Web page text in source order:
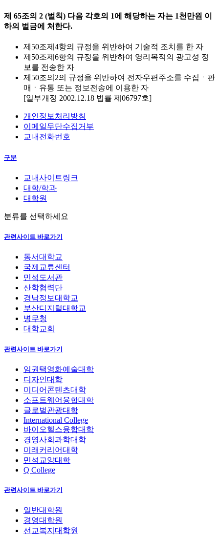
제 65조의 2 (벌칙) 다음 각호의 1에 해당하는 자는 1천만원 이
하의 벌금에 처한다.
제50조제4항의 규정을 위반하여 기술적 조치를 한 자
제50조제6항의 규정을 위반하여 영리목적의 광고성 정
보를 전송한 자
제50조의2의 규정을 위반하여 전자우편주소를 수집ㆍ판
매ㆍ유통 또는 정보전송에 이용한 자
[일부개정 2002.12.18 법률 제06797호]
개인정보처리방침
이메일무단수집거부
교내전화번호
구분
교내사이트링크
대학/학과
대학원
분류를 선택하세요
관련사이트 바로가기
동서대학교
국제교류센터
민석도서관
산학협력단
경남정보대학교
부산디지털대학교
병무청
대학교회
관련사이트 바로가기
임권택영화예술대학
디자인대학
미디어콘텐츠대학
소프트웨어융합대학
글로벌관광대학
International College
바이오헬스융합대학
경영사회과학대학
미래커리어대학
민석교양대학
Q College
관련사이트 바로가기
일반대학원
경영대학원
선교복지대학원